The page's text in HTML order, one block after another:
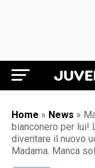
Home » News »
bianconero per lui!
diventare il nuovo
Madama. Manca